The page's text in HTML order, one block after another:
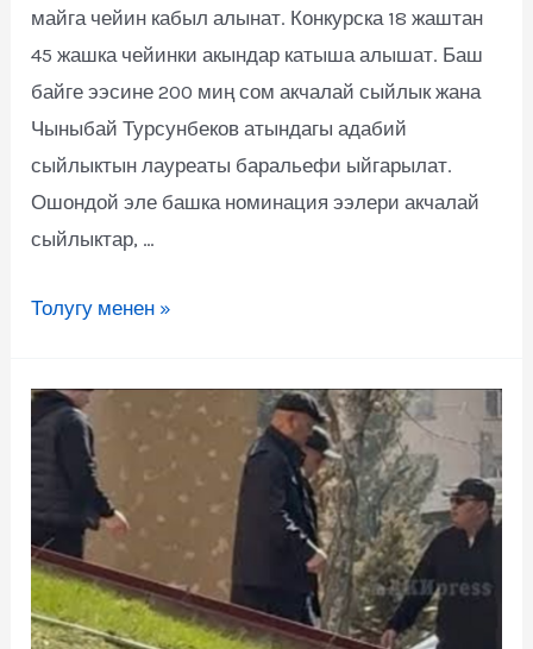
майга чейин кабыл алынат. Конкурска 18 жаштан
45 жашка чейинки акындар катыша алышат. Баш
байге ээсине 200 миң сом акчалай сыйлык жана
Чыныбай Турсунбеков атындагы адабий
сыйлыктын лауреаты баральефи ыйгарылат.
Ошондой эле башка номинация ээлери акчалай
сыйлыктар, …
Толугу менен »